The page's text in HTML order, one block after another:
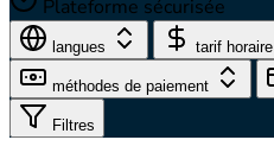
Plateforme sécurisée
langues tarif horaire
méthodes de paiement
Filtres